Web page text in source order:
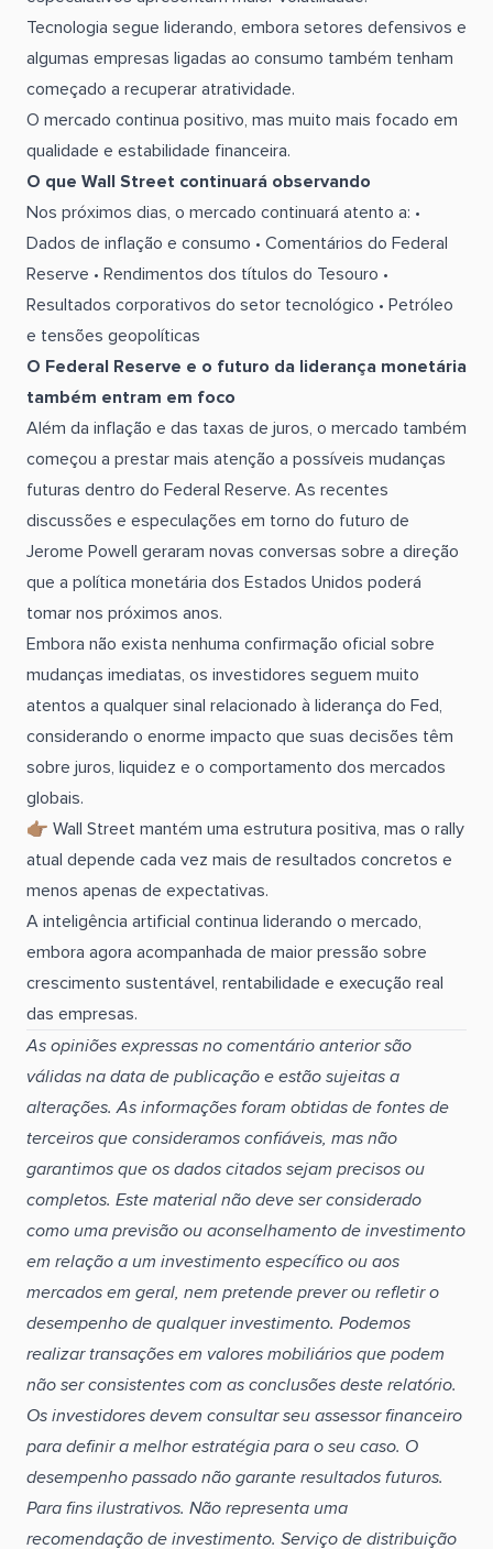
Tecnologia segue liderando, embora setores defensivos e
algumas empresas ligadas ao consumo também tenham
começado a recuperar atratividade.
O mercado continua positivo, mas muito mais focado em
qualidade e estabilidade financeira.
O que Wall Street continuará observando
Nos próximos dias, o mercado continuará atento a: •
Dados de inflação e consumo • Comentários do Federal
Reserve • Rendimentos dos títulos do Tesouro •
Resultados corporativos do setor tecnológico • Petróleo
e tensões geopolíticas
O Federal Reserve e o futuro da liderança monetária
também entram em foco
Além da inflação e das taxas de juros, o mercado também
começou a prestar mais atenção a possíveis mudanças
futuras dentro do Federal Reserve. As recentes
discussões e especulações em torno do futuro de
Jerome Powell geraram novas conversas sobre a direção
que a política monetária dos Estados Unidos poderá
tomar nos próximos anos.
Embora não exista nenhuma confirmação oficial sobre
mudanças imediatas, os investidores seguem muito
atentos a qualquer sinal relacionado à liderança do Fed,
considerando o enorme impacto que suas decisões têm
sobre juros, liquidez e o comportamento dos mercados
globais.
👉🏽 Wall Street mantém uma estrutura positiva, mas o rally
atual depende cada vez mais de resultados concretos e
menos apenas de expectativas.
A inteligência artificial continua liderando o mercado,
embora agora acompanhada de maior pressão sobre
crescimento sustentável, rentabilidade e execução real
das empresas.
As opiniões expressas no comentário anterior são
válidas na data de publicação e estão sujeitas a
alterações. As informações foram obtidas de fontes de
terceiros que consideramos confiáveis, mas não
garantimos que os dados citados sejam precisos ou
completos. Este material não deve ser considerado
como uma previsão ou aconselhamento de investimento
em relação a um investimento específico ou aos
mercados em geral, nem pretende prever ou refletir o
desempenho de qualquer investimento. Podemos
realizar transações em valores mobiliários que podem
não ser consistentes com as conclusões deste relatório.
Os investidores devem consultar seu assessor financeiro
para definir a melhor estratégia para o seu caso. O
desempenho passado não garante resultados futuros.
Para fins ilustrativos. Não representa uma
recomendação de investimento. Serviço de distribuição